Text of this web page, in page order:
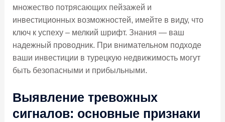
множество потрясающих пейзажей и
инвестиционных возможностей, имейте в виду, что
ключ к успеху – мелкий шрифт. Знания — ваш
надежный проводник. При внимательном подходе
ваши инвестиции в турецкую недвижимость могут
быть безопасными и прибыльными.
Выявление тревожных
сигналов: основные признаки